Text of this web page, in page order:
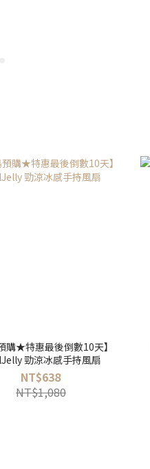
購★特惠最後倒數10天】
勁涼冰感手持風扇
NT$638
NT$1,080